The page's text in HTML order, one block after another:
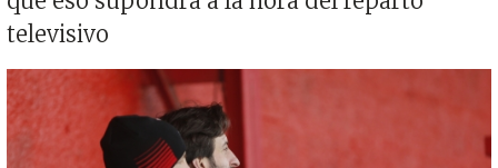
televisivo
Imagen